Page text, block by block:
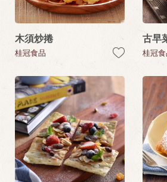
木須炒捲
桂冠食品
古早
桂冠